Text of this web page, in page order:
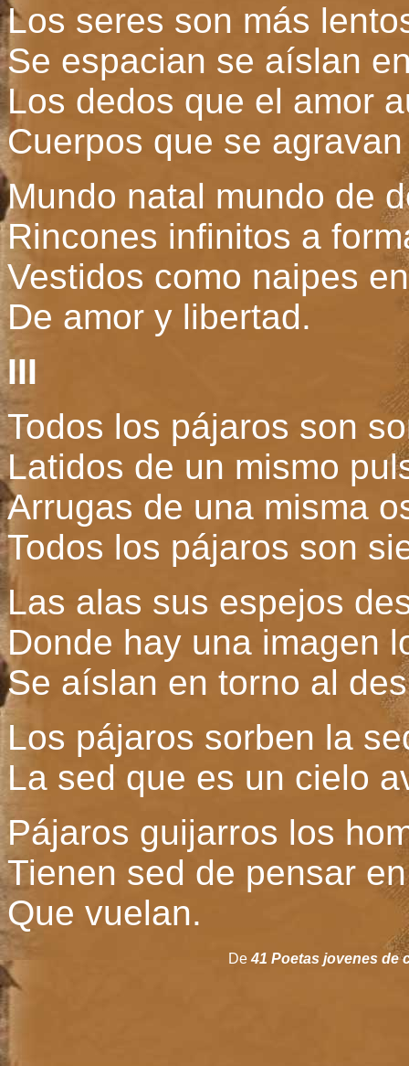
Los seres son más
Se espacian se aíslan
Los dedos que el amor
Cuerpos que se
Mundo natal mundo de
Rincones infinitos a
Vestidos como naipes
De amor y libertad.
III
Todos los pájaros son
Latidos de un mismo
Arrugas de una misma
Todos los pájaros son
Las alas sus espejos
Donde hay una imagen
Se aíslan en torno al
Los pájaros sorben la
La sed que es un cielo
Pájaros guijarros los
Tienen sed de pensar
Que vuelan.
De41 Poetas jovenes de